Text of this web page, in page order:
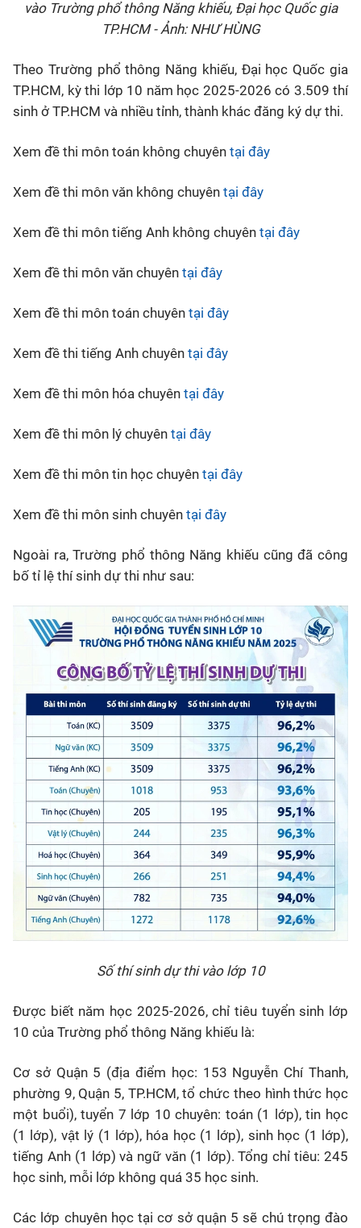
vào Trường phổ thông Năng khiếu, Đại học Quốc gia
TP.HCM - Ảnh: NHƯ HÙNG
Theo Trường phổ thông Năng khiếu, Đại học Quốc gia
TP.HCM, kỳ thi lớp 10 năm học 2025-2026 có 3.509 thí
sinh ở TP.HCM và nhiều tỉnh, thành khác đăng ký dự thi.
Xem đề thi môn toán không chuyên tại đây
Xem đề thi môn văn không chuyên tại đây
Xem đề thi môn tiếng Anh không chuyên tại đây
Xem đề thi môn văn chuyên tại đây
Xem đề thi môn toán chuyên tại đây
Xem đề thi tiếng Anh chuyên tại đây
Xem đề thi môn hóa chuyên tại đây
Xem đề thi môn lý chuyên tại đây
Xem đề thi môn tin học chuyên tại đây
Xem đề thi môn sinh chuyên tại đây
Ngoài ra, Trường phổ thông Năng khiếu cũng đã công
bố tỉ lệ thí sinh dự thi như sau:
Số thí sinh dự thi vào lớp 10
Được biết năm học 2025-2026, chỉ tiêu tuyển sinh lớp
10 của Trường phổ thông Năng khiếu là:
Cơ sở Quận 5 (địa điểm học: 153 Nguyễn Chí Thanh,
phường 9, Quận 5, TP.HCM, tổ chức theo hình thức học
một buổi), tuyển 7 lớp 10 chuyên: toán (1 lớp), tin học
(1 lớp), vật lý (1 lớp), hóa học (1 lớp), sinh học (1 lớp),
tiếng Anh (1 lớp) và ngữ văn (1 lớp). Tổng chỉ tiêu: 245
học sinh, mỗi lớp không quá 35 học sinh.
Các lớp chuyên học tại cơ sở quận 5 sẽ chú trọng đào